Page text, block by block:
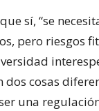
sí, “se
pero riesgos
dos cosas
una